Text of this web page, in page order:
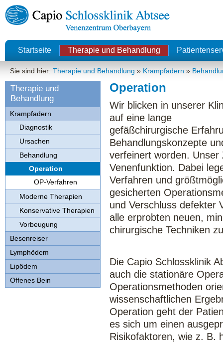
Startseite Therapie und Behandlung
Sie sind hier: Therapie und Behandlung » Krampfadern »
Therapie und
Behandlung
Krampfadern
Diagnostik
Ursachen
Behandlung
Operation
OP-Verfahren
Moderne Therapien
Konservative Therapien
Vorbeugung
Besenreiser
Lymphödem
Lipödem
Offenes Bein
Operation
Wir blicken in unserer
auf eine lange
gefäßchirurgische
Behandlungskonzepte
verfeinert worden. Unser
Venenfunktion. Dabei
Verfahren und
gesicherten
und Verschluss defekter
alle erprobten neuen,
chirurgische Techniken
Die Capio Schlossklinik
auch die stationäre
Operationsmethoden
wissenschaftlichen
Operation geht der
es sich um einen
Risikofaktoren, wie z. B.